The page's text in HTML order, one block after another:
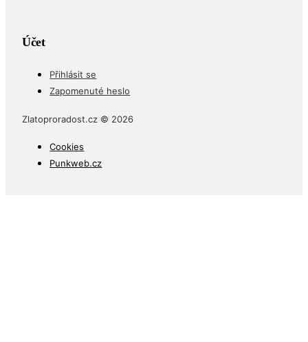
Účet
Přihlásit se
Zapomenuté heslo
Zlatoproradost.cz © 2026
Cookies
Punkweb.cz